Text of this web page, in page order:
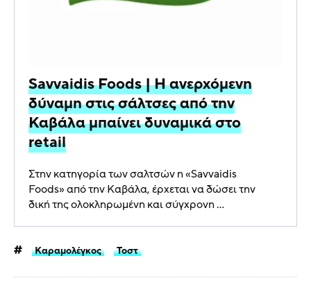
Savvaidis Foods | Η ανερχόμενη
δύναμη στις σάλτσες από την
Καβάλα μπαίνει δυναμικά στο
retail
Στην κατηγορία των σαλτσών η «Savvaidis
Foods» από την Καβάλα, έρχεται να δώσει την
δική της ολοκληρωμένη και σύγχρονη ...
Καραμολέγκος Τοστ